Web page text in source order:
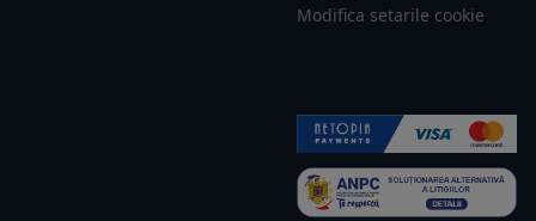
Modifica setarile cookie